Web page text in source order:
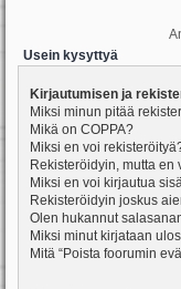
Usein kysyttyä
Kirjautumisen ja
Miksi minun pitää
Mikä on COPPA?
Miksi en voi
Rekisteröidyin, mutta en
Miksi en voi kirjautua
Rekisteröidyin joskus
Olen hukannut
Miksi minut kirjataan
Mitä “Poista foorumin